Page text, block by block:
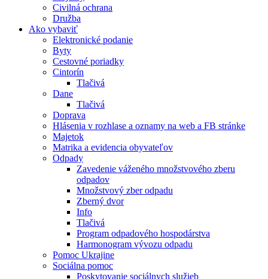
Civilná ochrana
Družba
Ako vybaviť
Elektronické podanie
Byty
Cestovné poriadky
Cintorín
Tlačivá
Dane
Tlačivá
Doprava
Hlásenia v rozhlase a oznamy na web a FB stránke
Majetok
Matrika a evidencia obyvateľov
Odpady
Zavedenie váženého množstvového zberu
odpadov
Množstvový zber odpadu
Zberný dvor
Info
Tlačivá
Program odpadového hospodárstva
Harmonogram vývozu odpadu
Pomoc Ukrajine
Sociálna pomoc
Poskytovanie sociálnych služieb